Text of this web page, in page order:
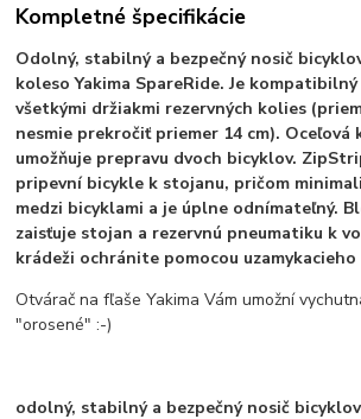
Kompletné špecifikácie
Odolný, stabilný a bezpečný nosič
koleso Yakima SpareRide. Je
všetkými držiakmi rezervných kolies
nesmie prekročiť priemer 14 cm). Oceľová
umožňuje prepravu dvoch bicyklov.
pripevní bicykle k stojanu, pričom
medzi bicyklami a je úplne odnímateľný.
zaisťuje stojan a rezervnú pneumatiku k
krádeži ochránite pomocou uzamykacieho
Otvárač na fľaše Yakima Vám umožní
"orosené" :-)
odolný, stabilný a bezpečný nosič bicyklov